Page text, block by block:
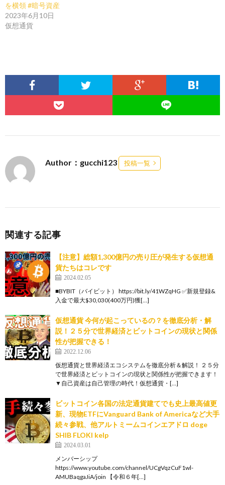
を横領 #暗号資産
2023年6月10日
仮想通貨
Author：gucchi123 投稿一覧
関連する記事
【注意】総額1,300億円の売り圧が発生する仮想通
貨たちはコレです
2024.02.05
■BYBIT（バイビット） https://bit.ly/41WZqHG ✅新規登録&
入金で最大$30,030(400万円)獲[…]
仮想通貨 今何が起こっているの？を徹底分析・解
説！２５分で世界経済とビットコインの現状と関係
性が把握できる！
2022.12.06
仮想通貨と世界経済エコシステムを徹底分析＆解説！ ２５分
で世界経済とビットコインの現状と関係性が把握できます！
▼自己資産は自己管理の時代！仮想通貨・[…]
ビットコイン各国の法定通貨建てでも史上最高値更
新、現物ETFにVanguard Bank of Americaなど大手
続々参戦、他アルトミームコインエアドロ doge
SHIB FLOKI kelp
2024.03.01
メンバーシップ
https://www.youtube.com/channel/UCgVqzCuF1wl-
AMUBaqgaJiA/join 【令和６年[…]